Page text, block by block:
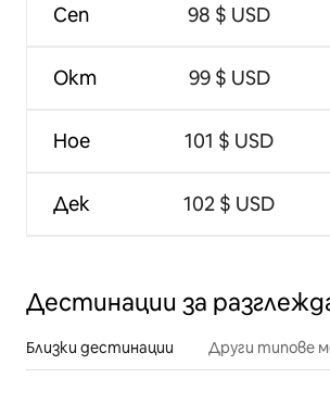
Сеп
Окт
Ное
Дек
98 $ USD
99 $ USD
101 $ USD
102 $ USD
Дестинации за
Близки дестинации Други типове